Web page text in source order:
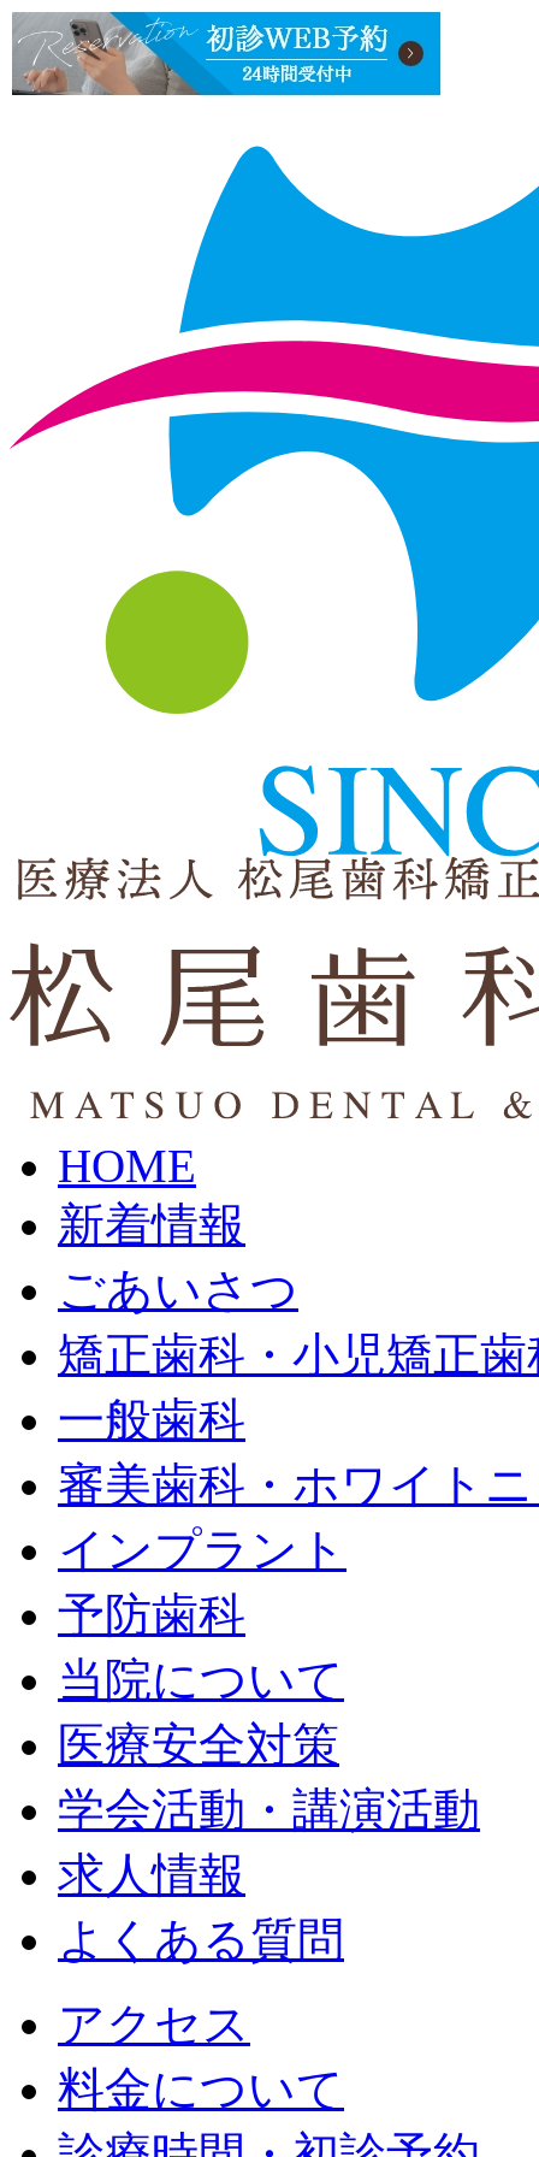
HOME
新着情報
ごあいさつ
矯正歯科・小児矯正歯
一般歯科
審美歯科・ホワイト
インプラント
予防歯科
当院について
医療安全対策
学会活動・講演活動
求人情報
よくある質問
アクセス
料金について